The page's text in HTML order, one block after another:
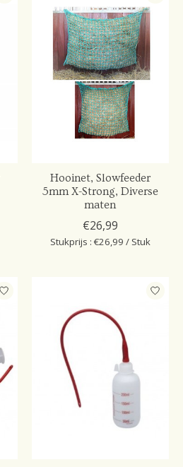
Hooinet, Slowfeeder
5mm X-Strong, Diverse
maten
€26,99
Stukprijs : €26,99 / Stuk